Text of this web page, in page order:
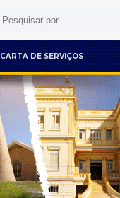
CARTA DE SERVIÇOS